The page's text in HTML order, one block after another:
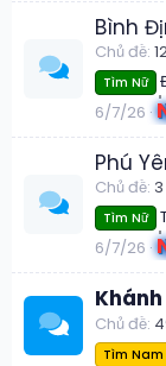
Bình
Chủ đề
Tìm Nữ
6/7/26
Phú
Chủ đề 3
Tìm Nữ
6/7/26
Chủ đề
Tìm Nam